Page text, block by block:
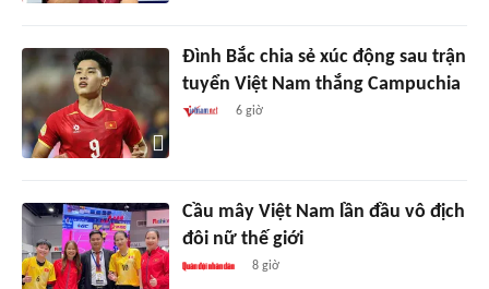
Đình Bắc chia sẻ xúc động sau trận
tuyển Việt Nam thắng Campuchia
6 giờ
Cầu mây Việt Nam lần đầu vô địch
đôi nữ thế giới
8 giờ